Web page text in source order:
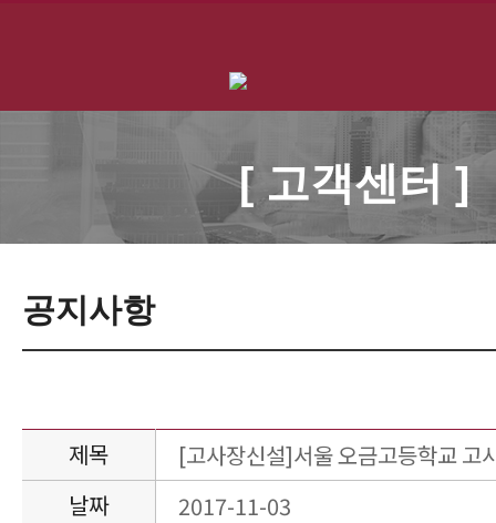
[ 고객센터 ]
공지사항
제목
[고사장신설]서울 오금고등학교 고
날짜
2017-11-03